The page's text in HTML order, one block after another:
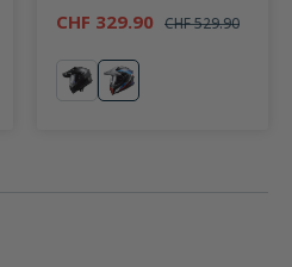
/ neongelb
CHF 329.90 CHF 529.90
schwarzFrontier schwarz/